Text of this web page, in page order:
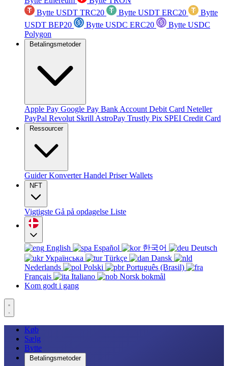
Bytte USDT TRC20
Bytte USDT ERC20
Bytte
USDT BEP20
Bytte USDC ERC20
Bytte USDC
Polygon
Betalingsmetoder
Apple Pay Google Pay Bank Account Debit Card Neteller
PayPal Revolut Skrill AstroPay Trustly Pix SPEI Credit Card
Ressourcer
GuiderKonverterHandel PriserWallets
NFT
Vigtigste Gå på opdagelse Liste
English Español 한국어
Deutsch
Українська
Türkçe
Dansk
Nederlands
Polski
Português (Brasil)
Français
Italiano
Norsk bokmål
Kom godt i gang
Køb
Sælg
Bytte
Betalingsmetoder